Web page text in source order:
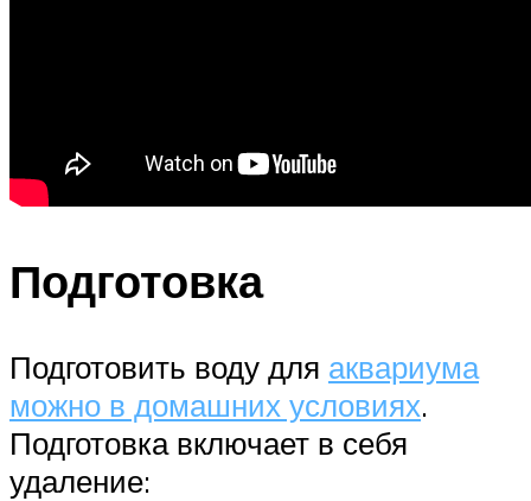
Подготовка
Подготовить воду для аквариума
можно в домашних условиях.
Подготовка включает в себя
удаление: